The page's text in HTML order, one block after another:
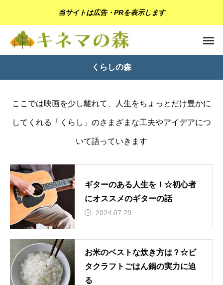
当サイトは広告・PRを表示します
くらしの森
ここでは映画を少し離れて、人生をちょっとだけ豊かに
してくれる「くらし」のさまざまな工夫やアイデアにつ
いて語っていきます
ギターのある人生を！☆初心者
にオススメのギターの話
2024.07.29
お米のベストな炊き方は？☆ビ
タクラフトごはん鍋の実力に迫
る